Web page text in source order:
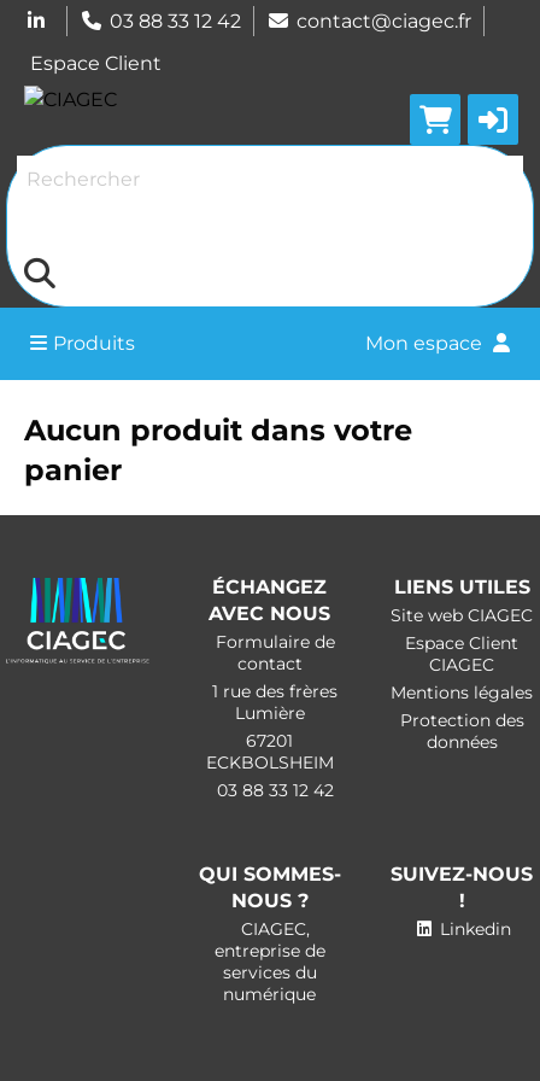
03 88 33 12 42
contact@ciagec.fr
Espace Client
Rechercher
Produits Mon espace
Aucun produit dans votre
panier
ÉCHANGEZ
AVEC NOUS
Formulaire de
contact
1 rue des frères
Lumière
67201
ECKBOLSHEIM
03 88 33 12 42
LIENS UTILES
Site web CIAGEC
Espace Client
CIAGEC
Mentions légales
Protection des
données
QUI SOMMES-
NOUS ?
CIAGEC,
entreprise de
services du
numérique
SUIVEZ-NOUS
!
Linkedin